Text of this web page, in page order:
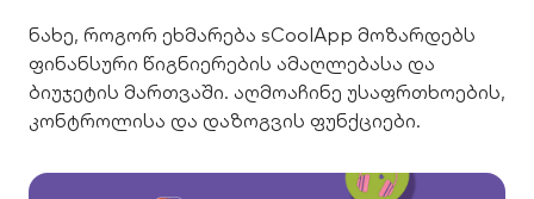
ნახე, როგორ ეხმარება sCoolApp მოზარდებს
ფინანსური წიგნიერების ამაღლებასა და
ბიუჯეტის მართვაში. აღმოაჩინე უსაფრთხოების,
კონტროლისა და დაზოგვის ფუნქციები.